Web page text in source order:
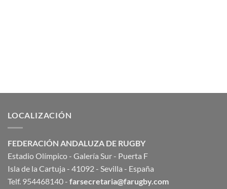
LOCALIZACIÓN
FEDERACIÓN ANDALUZA DE RUGBY
Estadio Olímpico - Galería Sur - Puerta F
Isla de la Cartuja - 41092 - Sevilla - España
Telf. 954468140 - farsecretaria@farugby.com